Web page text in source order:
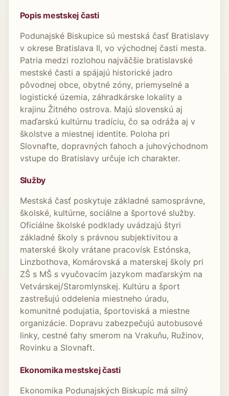
Popis mestskej časti
Podunajské Biskupice sú mestská časť Bratislavy
v okrese Bratislava II, vo východnej časti mesta.
Patria medzi rozlohou najväčšie bratislavské
mestské časti a spájajú historické jadro
pôvodnej obce, obytné zóny, priemyselné a
logistické územia, záhradkárske lokality a
krajinu Žitného ostrova. Majú slovenskú aj
maďarskú kultúrnu tradíciu, čo sa odráža aj v
školstve a miestnej identite. Poloha pri
Slovnafte, dopravných ťahoch a juhovýchodnom
vstupe do Bratislavy určuje ich charakter.
Služby
Mestská časť poskytuje základné samosprávne,
školské, kultúrne, sociálne a športové služby.
Oficiálne školské podklady uvádzajú štyri
základné školy s právnou subjektivitou a
materské školy vrátane pracovísk Estónska,
Linzbothova, Komárovská a materskej školy pri
ZŠ s MŠ s vyučovacím jazykom maďarským na
Vetvárskej/Staromlynskej. Kultúru a šport
zastrešujú oddelenia miestneho úradu,
komunitné podujatia, športoviská a miestne
organizácie. Dopravu zabezpečujú autobusové
linky, cestné ťahy smerom na Vrakuňu, Ružinov,
Rovinku a Slovnaft.
Ekonomika mestskej časti
Ekonomika Podunajských Biskupíc má silný